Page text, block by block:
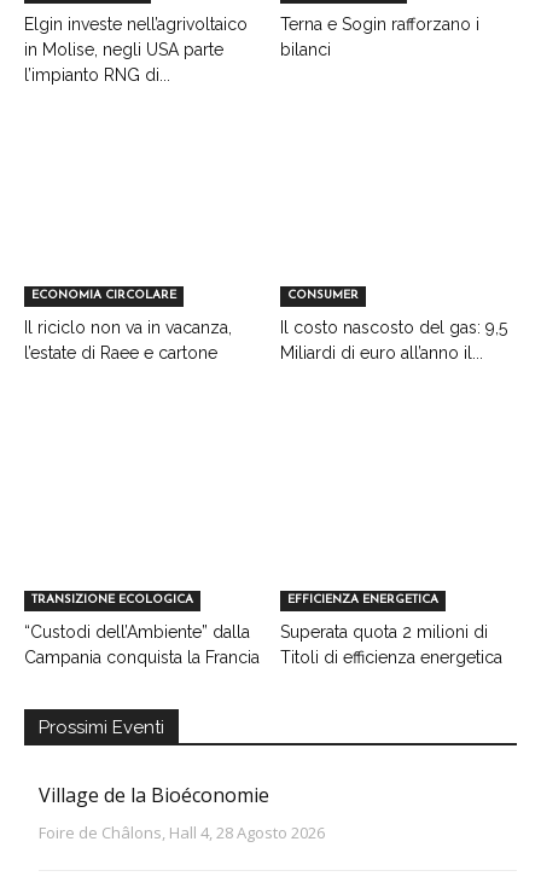
Elgin investe nell’agrivoltaico
in Molise, negli USA parte
l’impianto RNG di...
Terna e Sogin rafforzano i
bilanci
ECONOMIA CIRCOLARE
Il riciclo non va in vacanza,
l’estate di Raee e cartone
CONSUMER
Il costo nascosto del gas: 9,5
Miliardi di euro all’anno il...
TRANSIZIONE ECOLOGICA
“Custodi dell’Ambiente” dalla
Campania conquista la Francia
EFFICIENZA ENERGETICA
Superata quota 2 milioni di
Titoli di efficienza energetica
Prossimi Eventi
Village de la Bioéconomie
Foire de Châlons, Hall 4, 28 Agosto 2026